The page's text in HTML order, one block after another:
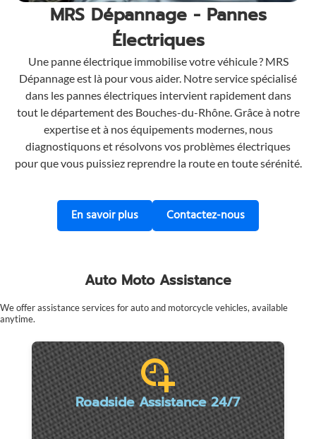
MRS Dépannage - Pannes
Électriques
Une panne électrique immobilise votre véhicule ? MRS
Dépannage est là pour vous aider. Notre service spécialisé
dans les pannes électriques intervient rapidement dans
tout le département des Bouches-du-Rhône. Grâce à notre
expertise et à nos équipements modernes, nous
diagnostiquons et résolvons vos problèmes électriques
pour que vous puissiez reprendre la route en toute sérénité.
En savoir plussur le dépannage des pannes
Contactez-nousContactez
Auto Moto Assistance
We offer assistance services for auto and motorcycle vehicles, available
anytime.
Roadside Assistance 24/7